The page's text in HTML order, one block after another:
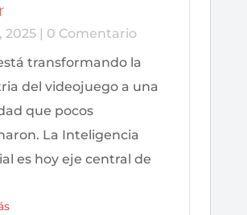
2025| 0 Comentario
transformando la
del videojuego a una
que pocos
La Inteligencia
es hoy eje central de